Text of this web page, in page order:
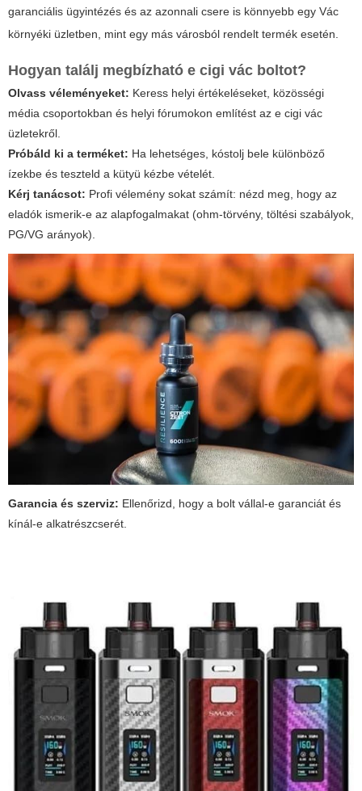
garanciális ügyintézés és az azonnali csere is könnyebb egy Vác
környéki üzletben, mint egy más városból rendelt termék esetén.
Hogyan találj megbízható e cigi vác boltot?
Olvass véleményeket: Keress helyi értékeléseket, közösségi
média csoportokban és helyi fórumokon említést az e cigi vác
üzletekről.
Próbáld ki a terméket: Ha lehetséges, kóstolj bele különböző
ízekbe és teszteld a kütyü kézbe vételét.
Kérj tanácsot: Profi vélemény sokat számít: nézd meg, hogy az
eladók ismerik-e az alapfogalmakat (ohm-törvény, töltési szabályok,
PG/VG arányok).
Garancia és szerviz: Ellenőrizd, hogy a bolt vállal-e garanciát és
kínál-e alkatrészcserét.